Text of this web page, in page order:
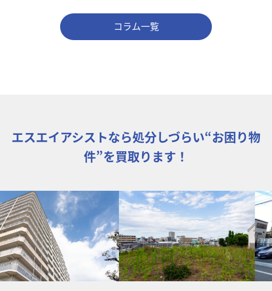
コラム一覧
エスエイアシストなら処分しづらい“お困り物
件”を買取ります！